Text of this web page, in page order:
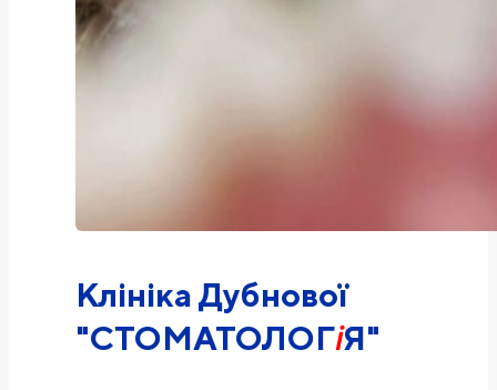
Клініка Дубнової
"СТОМАТОЛОГіЯ"